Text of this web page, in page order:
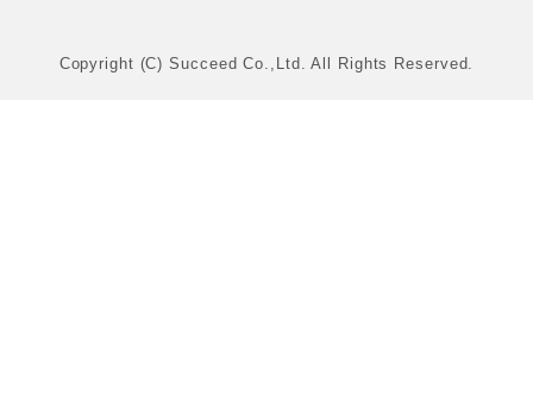
Copyright (C) Succeed Co.,Ltd. All Rights Reserved.